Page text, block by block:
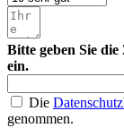
Bitte geben Sie
ein.
Die
genommen.